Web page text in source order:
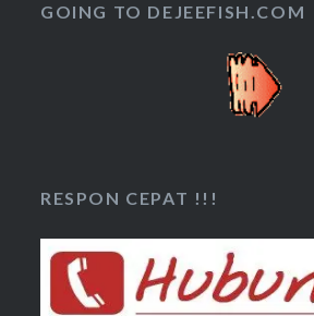
GOING TO DEJEEFISH.COM
RESPON CEPAT !!!